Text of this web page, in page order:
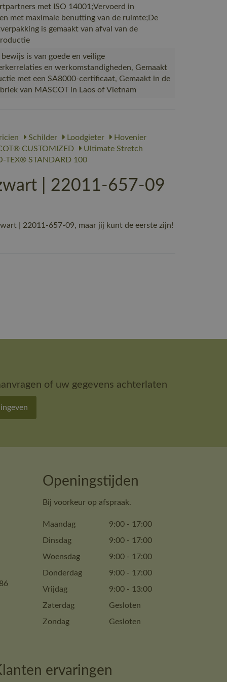
met ISO 14001;Vervoerd in
met maximale benutting van de ruimte;De
is gemaakt van afval van de
is van goede en veilige
en werkomstandigheden, Gemaakt
met een SA8000-certificaat, Gemaakt in de
van MASCOT in Laos of Vietnam
Schilder Loodgieter
Hovenier
CUSTOMIZED
Ultimate Stretch
TEX® STANDARD 100
| 22011-657-09
| 22011-657-09, maar jij kunt de eerste zijn!
of uw gegevens achterlaten
Openingstijden
Bij voorkeur op afspraak.
Maandag 9:00 - 17:00
Dinsdag
9:00 - 17:00
Woensdag
9:00 - 17:00
Donderdag
9:00 - 17:00
Vrijdag
9:00 - 13:00
Zaterdag
Gesloten
Zondag
Gesloten
ervaringen